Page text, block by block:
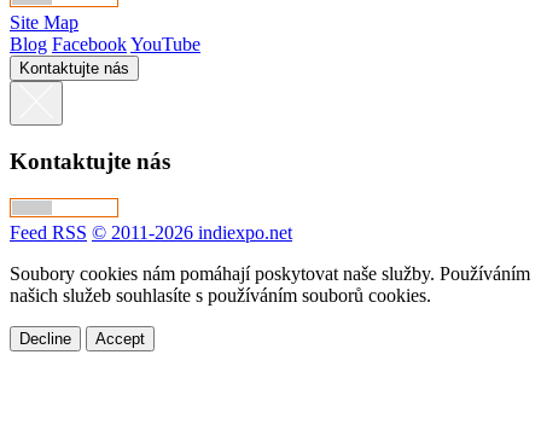
Site Map
Blog FacebookYouTube
Kontaktujte nás
Kontaktujte nás
Feed RSS © 2011-2026 indiexpo.net
Soubory cookies nám pomáhají poskytovat naše služby. Používáním
našich služeb souhlasíte s používáním souborů cookies.
Decline Accept